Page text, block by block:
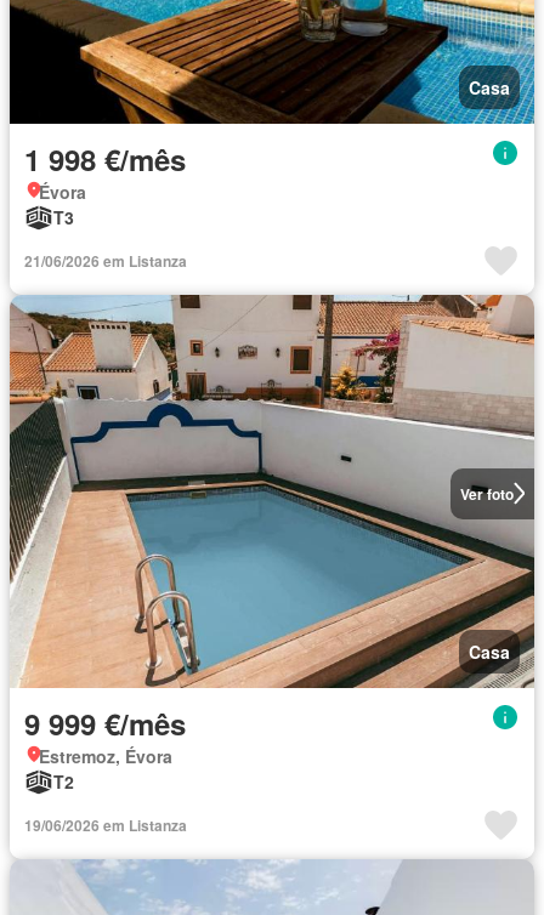
Casa
1 998 €/mês
Évora
T3
21/06/2026 em Listanza
Ver foto
Casa
9 999 €/mês
Estremoz, Évora
T2
19/06/2026 em Listanza